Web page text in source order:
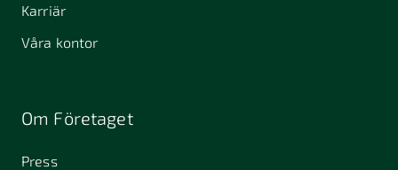
Se CSN för mer information och exakta
Karriär
Våra kontor
Om Företaget
Press